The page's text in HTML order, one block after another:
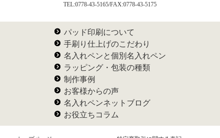
TEL:0778-43-5165/FAX:0778-43-5175
パッド印刷について
手刷り仕上げのこだわり
名入れペンと個別名入れペン
ラッピング・包装の種類
制作事例
お客様からの声
名入れペンネットブログ
お役立ちコラム